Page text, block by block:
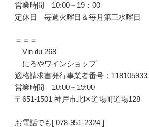
営業時間 10:00～19：00
定休日 毎週火曜日＆毎月第三水曜日
＝＝＝
Vin du 268
にろやワインショップ
適格請求書発行事業者番号：
営業時間 10:00～19:00
〒651-1501 神戸市北区道場町道場128
お電話でも[ 078-951-2324 ]